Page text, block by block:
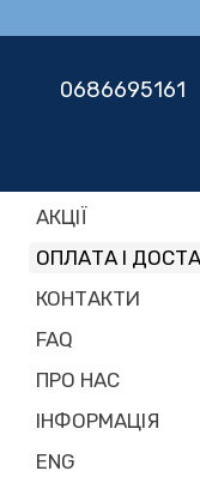
0686695161
АКЦІЇ
ОПЛАТА І
КОНТАКТИ
FAQ
ПРО НАС
ІНФОРМАЦІЯ
ENG